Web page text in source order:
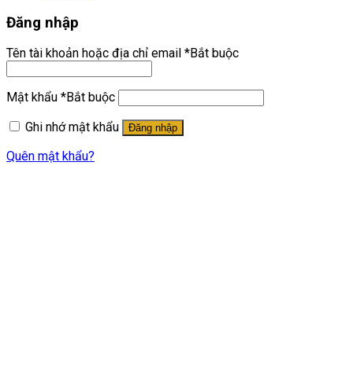
Đăng nhập
Tên tài khoản hoặc địa chỉ email *Bắt buộc
Mật khẩu *Bắt buộc
Ghi nhớ mật khẩu
Đăng nhập
Quên mật khẩu?